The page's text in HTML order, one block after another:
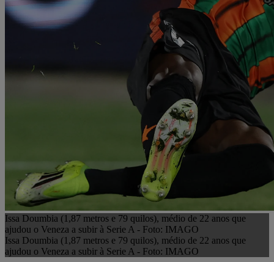
Issa Doumbia (1,87 metros e 79 quilos), médio de 22 anos que
ajudou o Veneza a subir à Serie A - Foto: IMAGO
Issa Doumbia (1,87 metros e 79 quilos), médio de 22 anos que
ajudou o Veneza a subir à Serie A - Foto: IMAGO